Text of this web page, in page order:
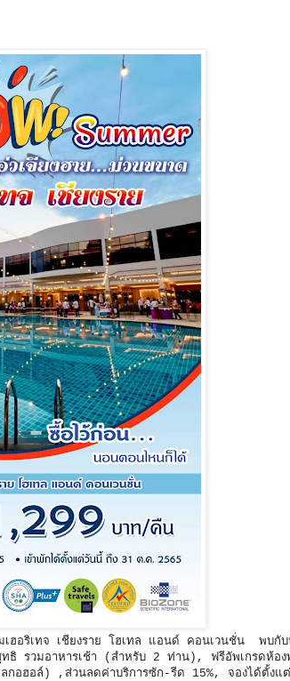
อริเทจ เชียงราย โฮเทล แอนด์ คอนเวนชั่น พบกับ
รวมอาหารเช้า (สำหรับ 2 ท่าน), ฟรีอัพเกรดห้องพั
ลกอฮอล์) ,ส่วนลดค่าบริการซัก-รีด 15%, จองได้ตั้ง